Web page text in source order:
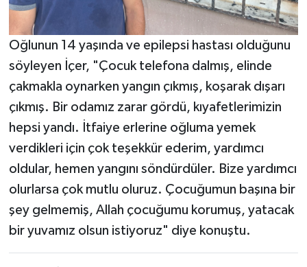
Oğlunun 14 yaşında ve epilepsi hastası olduğunu
söyleyen İçer, "Çocuk telefona dalmış, elinde
çakmakla oynarken yangın çıkmış, koşarak dışarı
çıkmış. Bir odamız zarar gördü, kıyafetlerimizin
hepsi yandı. İtfaiye erlerine oğluma yemek
verdikleri için çok teşekkür ederim, yardımcı
oldular, hemen yangını söndürdüler. Bize yardımcı
olurlarsa çok mutlu oluruz. Çocuğumun başına bir
şey gelmemiş, Allah çocuğumu korumuş, yatacak
bir yuvamız olsun istiyoruz" diye konuştu.